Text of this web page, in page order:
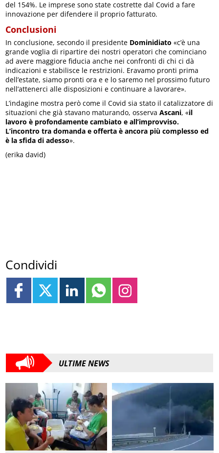
del 154%. Le imprese sono state costrette dal Covid a fare
innovazione per difendere il proprio fatturato.
Conclusioni
In conclusione, secondo il presidente Dominidiato «c’è una
grande voglia di ripartire dei nostri operatori che cominciano
ad avere maggiore fiducia anche nei confronti di chi ci dà
indicazioni e stabilisce le restrizioni. Eravamo pronti prima
dell’estate, siamo pronti ora e e lo saremo nel prossimo futuro
nell’attenerci alle disposizioni e continuare a lavorare».
L’indagine mostra però come il Covid sia stato il catalizzatore di
situazioni che già stavano maturando, osservaAscani, «il
lavoro è profondamente cambiato e all’improvviso.
L’incontro tra domanda e offerta è ancora più complesso ed
è la sfida di adesso».
(erika david)
Condividi
ULTIME NEWS